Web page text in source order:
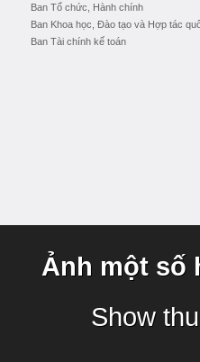
Ban Tổ chức, Hành chính
Ban Khoa học, Đào tạo và Hợp tác
Ban Tài chính kế toán
Ảnh một số
Show